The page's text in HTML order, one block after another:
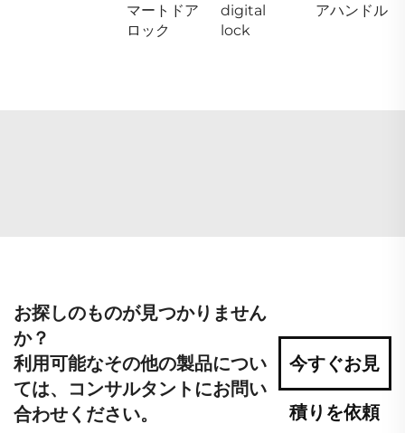
マートドア
ロック
digital
lock
アハンドル
お探しのものが見つかりません
か？
利用可能なその他の製品につい
ては、コンサルタントにお問い
合わせください。
今すぐお見
積りを依頼